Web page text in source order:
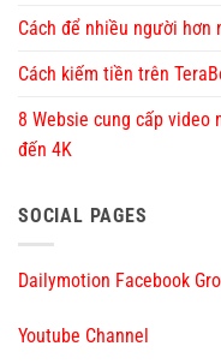
Cách để nhiều người hơn
Cách kiếm tiền trên
8 Websie cung cấp
đến 4K
SOCIAL PAGES
Dailymotion Facebook
Youtube Channel